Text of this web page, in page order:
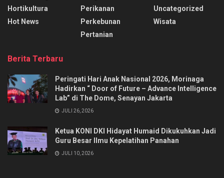
Hortikultura
Hot News
Perikanan
Perkebunan
Pertanian
Uncategorized
Wisata
Berita Terbaru
Peringati Hari Anak Nasional 2026, Morinaga
Hadirkan “ Door of Future – Advance Intelligence
Lab” di The Dome, Senayan Jakarta
JULI 26, 2026
Ketua KONI DKI Hidayat Humaid Dikukuhkan Jadi
Guru Besar Ilmu Kepelatihan Panahan
JULI 10, 2026